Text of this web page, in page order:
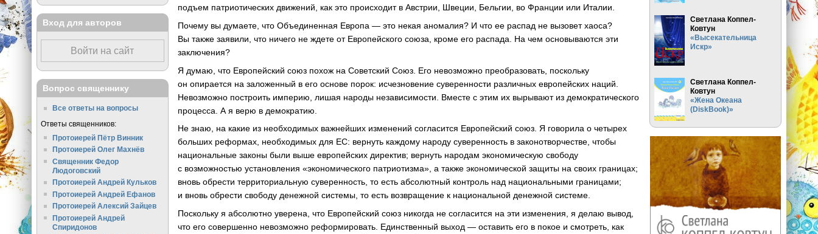
подъем патриотических движений, как это происходит в Австрии, Швеции, Бельгии, во Франции или Италии.
Почему вы думаете, что Объединенная Европа — это некая аномалия? И что ее распад не вызовет хаоса?
Вы также заявили, что ничего не ждете от Европейского союза, кроме его распада. На чем основываются эти
заключения?
Я думаю, что Европейский союз похож на Советский Союз. Его невозможно преобразовать, поскольку
он опирается на заложенный в его основе порок: исчезновение суверенности различных европейских наций.
Невозможно построить империю, лишая народы независимости. Вместе с этим их вырывают из демократического
процесса. А я верю в демократию.
Не знаю, на какие из необходимых важнейших изменений согласится Европейский союз. Я говорила о четырех
больших реформах, необходимых для ЕС: вернуть каждому народу суверенность в законотворчестве, чтобы
национальные законы были выше европейских директив; вернуть народам экономическую свободу
с возможностью установления «экономического патриотизма», а также экономической защиты на своих границах;
вновь обрести территориальную суверенность, то есть абсолютный контроль над национальными границами;
и вновь обрести свободу денежной системы, то есть возвращение к национальной денежной системе.
Поскольку я абсолютно уверена, что Европейский союз никогда не согласится на эти изменения, я делаю вывод,
что его совершенно невозможно реформировать. Единственный выход — оставить его в покое и смотреть, как
Вход для авторов
Войти на сайт
Вопрос священнику
Все ответы на вопросы
Ответы священников:
Протоиерей Пётр Винник
Протоиерей Олег Махнёв
Священник Федор
Людоговский
Протоиерей Андрей Кульков
Протоиерей Андрей Ефанов
Протоиерей Алексий Зайцев
Протоиерей Андрей
Спиридонов
Светлана Коппел-
Ковтун
«Высекательница
Искр»
Светлана Коппел-
Ковтун
«Жена Океана
(DiskBook)»